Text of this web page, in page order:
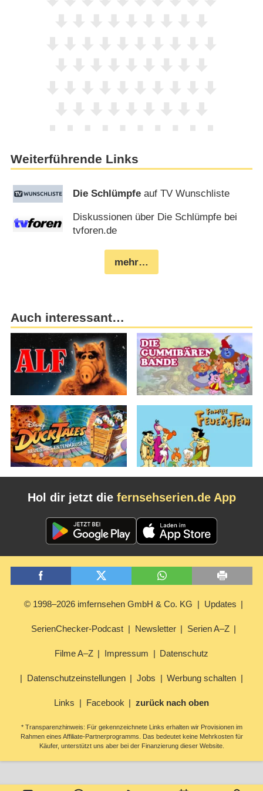
Weiterführende Links
Die Schlümpfe auf TV Wunschliste
Diskussionen über Die Schlümpfe bei
tvforen.de
mehr…
Auch interessant…
Hol dir jetzt die fernsehserien.de App
© 1998–2026 imfernsehen GmbH & Co. KG Updates
SerienChecker-Podcast Newsletter Serien A–Z
Filme A–Z Impressum Datenschutz
Datenschutzeinstellungen Jobs Werbung schalten
Links Facebook zurück nach oben
* Transparenzhinweis: Für gekennzeichnete Links erhalten wir Provisionen im
Rahmen eines Affiliate-Partnerprogramms. Das bedeutet keine Mehrkosten für
Käufer, unterstützt uns aber bei der Finanzierung dieser Website.